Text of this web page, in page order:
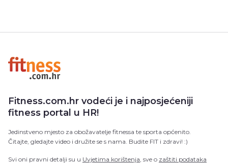
Fitness.com.hr vodeći je i najposjećeniji
fitness portal u HR!
Jedinstveno mjesto za obožavatelje fitnessa te sporta općenito.
Čitajte, gledajte video i družite se s nama. Budite FIT i zdravi! :)
Svi oni pravni detalji su u Uvjetima korištenja , sve o zaštiti podataka